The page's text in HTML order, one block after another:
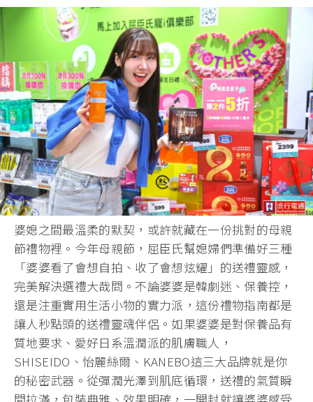
婆媳之間最溫柔的默契，或許就藏在一份挑對的母親
節禮物裡。今年母親節，屈臣氏幫媳婦們準備好三種
「婆婆看了會想自拍、收了會想炫耀」的送禮靈感，
完美解決選禮大哉問。不論婆婆是韓劇迷、保養控，
還是注重實用生活小物的實力派，這份禮物指南都是
讓人秒點頭的送禮靈魂伴侶。如果婆婆是對保養品有
質地要求、愛好日系溫潤派的肌膚職人，
SHISEIDO、怡麗絲爾、KANEBO這三大品牌就是你
的秘密武器。從彈潤光澤到肌底循環，送禮的氣質瞬